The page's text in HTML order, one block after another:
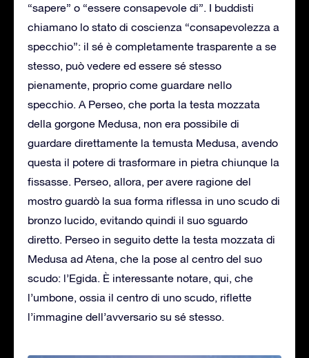
“sapere” o “essere consapevole di”. I buddisti
chiamano lo stato di coscienza “consapevolezza a
specchio”: il sé è completamente trasparente a se
stesso, può vedere ed essere sé stesso
pienamente, proprio come guardare nello
specchio. A Perseo, che porta la testa mozzata
della gorgone Medusa, non era possibile di
guardare direttamente la temusta Medusa, avendo
questa il potere di trasformare in pietra chiunque la
fissasse. Perseo, allora, per avere ragione del
mostro guardò la sua forma riflessa in uno scudo di
bronzo lucido, evitando quindi il suo sguardo
diretto. Perseo in seguito dette la testa mozzata di
Medusa ad Atena, che la pose al centro del suo
scudo: l’Egida. È interessante notare, qui, che
l’umbone, ossia il centro di uno scudo, riflette
l’immagine dell’avversario su sé stesso.